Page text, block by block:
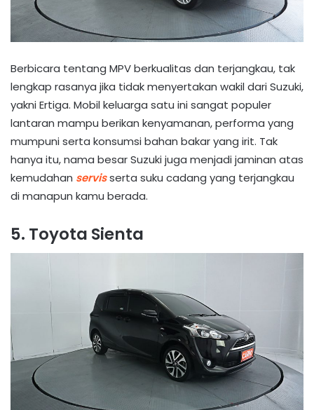
Berbicara tentang MPV berkualitas dan terjangkau, tak
lengkap rasanya jika tidak menyertakan wakil dari Suzuki,
yakni Ertiga. Mobil keluarga satu ini sangat populer
lantaran mampu berikan kenyamanan, performa yang
mumpuni serta konsumsi bahan bakar yang irit. Tak
hanya itu, nama besar Suzuki juga menjadi jaminan atas
kemudahan servisserta suku cadang yang terjangkau
di manapun kamu berada.
5. Toyota Sienta